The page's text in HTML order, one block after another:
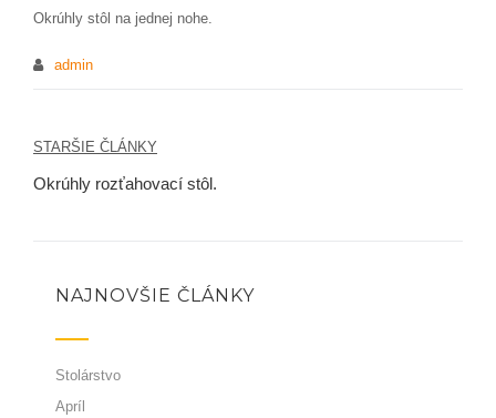
Okrúhly stôl na jednej nohe.
admin
Navigácia
STARŠIE ČLÁNKY
Okrúhly rozťahovací stôl.
NAJNOVŠIE ČLÁNKY
Stolárstvo
Apríl